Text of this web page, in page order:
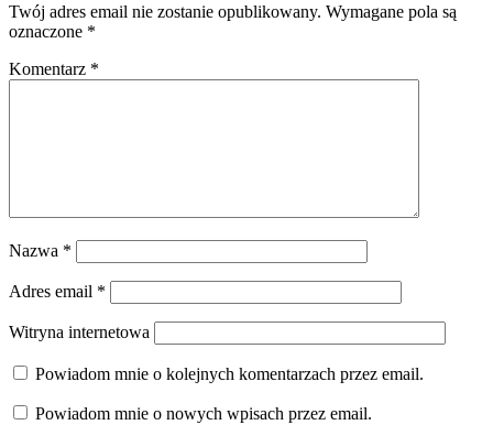
Twój adres email nie zostanie opublikowany. Wymagane pola są
oznaczone *
Komentarz *
Nazwa *
Adres email *
Witryna internetowa
Powiadom mnie o kolejnych komentarzach przez email.
Powiadom mnie o nowych wpisach przez email.